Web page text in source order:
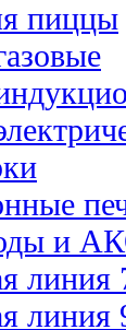
пиццы
и
линия
линия